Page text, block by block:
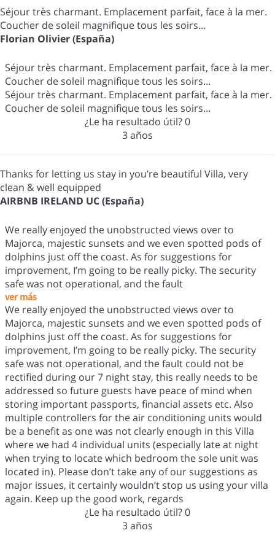
Séjour très charmant. Emplacement parfait, face à la mer.
Coucher de soleil magnifique tous les soirs…
Florian Olivier (España)
Séjour très charmant. Emplacement parfait, face à la mer.
Coucher de soleil magnifique tous les soirs…
Séjour très charmant. Emplacement parfait, face à la mer.
Coucher de soleil magnifique tous les soirs…
¿Le ha resultado útil?0
3 años
Thanks for letting us stay in you’re beautiful Villa, very
clean & well equipped
AIRBNB IRELAND UC (España)
We really enjoyed the unobstructed views over to
Majorca, majestic sunsets and we even spotted pods of
dolphins just off the coast. As for suggestions for
improvement, I’m going to be really picky. The security
safe was not operational, and the fault
ver más
We really enjoyed the unobstructed views over to
Majorca, majestic sunsets and we even spotted pods of
dolphins just off the coast. As for suggestions for
improvement, I’m going to be really picky. The security
safe was not operational, and the fault could not be
rectified during our 7 night stay, this really needs to be
addressed so future guests have peace of mind when
storing important passports, financial assets etc. Also
multiple controllers for the air conditioning units would
be a benefit as one was not clearly enough in this Villa
where we had 4 individual units (especially late at night
when trying to locate which bedroom the sole unit was
located in). Please don’t take any of our suggestions as
major issues, it certainly wouldn’t stop us using your villa
again. Keep up the good work, regards
¿Le ha resultado útil?0
3 años